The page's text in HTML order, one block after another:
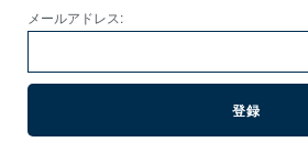
メールアドレス: